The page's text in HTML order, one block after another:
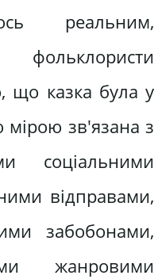
реальним,
що казка була у
мірою зв'язана з
соціальними
відправами,
забобонами,
жанровими